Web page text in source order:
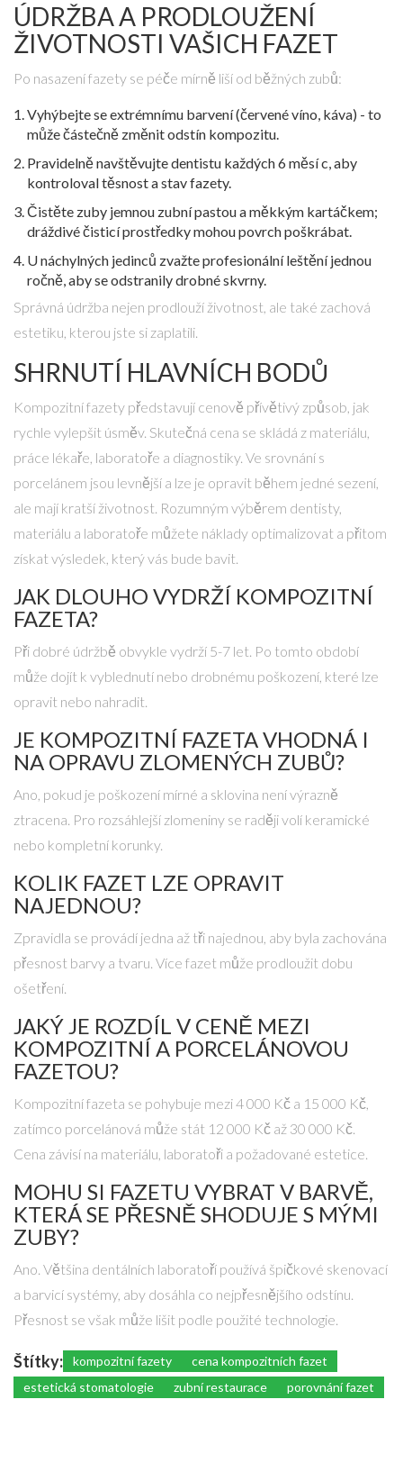
ÚDRŽBA A PRODLOUŽENÍ
ŽIVOTNOSTI VAŠICH FAZET
Po nasazení fazety se péče mírně liší od běžných zubů:
Vyhýbejte se extrémnímu barvení (červené víno, káva) - to
může částečně změnit odstín kompozitu.
Pravidelně navštěvujte dentistu každých 6 měsí c, aby
kontroloval těsnost a stav fazety.
Čistěte zuby jemnou zubní pastou a měkkým kartáčkem;
dráždivé čisticí prostředky mohou povrch poškrábat.
U náchylných jedinců zvažte profesionální leštění jednou
ročně, aby se odstranily drobné skvrny.
Správná údržba nejen prodlouží životnost, ale také zachová
estetiku, kterou jste si zaplatili.
SHRNUTÍ HLAVNÍCH BODŮ
Kompozitní fazety představují cenově přívětivý způsob, jak
rychle vylepšit úsměv. Skutečná cena se skládá z materiálu,
práce lékaře, laboratoře a diagnostiky. Ve srovnání s
porcelánem jsou levnější a lze je opravit během jedné sezení,
ale mají kratší životnost. Rozumným výběrem dentisty,
materiálu a laboratoře můžete náklady optimalizovat a přitom
získat výsledek, který vás bude bavit.
JAK DLOUHO VYDRŽÍ KOMPOZITNÍ
FAZETA?
Při dobré údržbě obvykle vydrží 5-7 let. Po tomto období
může dojít k vyblednutí nebo drobnému poškození, které lze
opravit nebo nahradit.
JE KOMPOZITNÍ FAZETA VHODNÁ I
NA OPRAVU ZLOMENÝCH ZUBŮ?
Ano, pokud je poškození mírné a sklovina není výrazně
ztracena. Pro rozsáhlejší zlomeniny se raději volí keramické
nebo kompletní korunky.
KOLIK FAZET LZE OPRAVIT
NAJEDNOU?
Zpravidla se provádí jedna až tři najednou, aby byla zachována
přesnost barvy a tvaru. Více fazet může prodloužit dobu
ošetření.
JAKÝ JE ROZDÍL V CENĚ MEZI
KOMPOZITNÍ A PORCELÁNOVOU
FAZETOU?
Kompozitní fazeta se pohybuje mezi 4 000 Kč a 15 000 Kč,
zatímco porcelánová může stát 12 000 Kč až 30 000 Kč.
Cena závisí na materiálu, laboratoři a požadované estetice.
MOHU SI FAZETU VYBRAT V BARVĚ,
KTERÁ SE PŘESNĚ SHODUJE S MÝMI
ZUBY?
Ano. Většina dentálních laboratoří používá špičkové skenovací
a barvicí systémy, aby dosáhla co nejpřesnějšího odstínu.
Přesnost se však může lišit podle použité technologie.
Štítky: kompozitní fazety
cena kompozitních fazet
estetická stomatologie
zubní restaurace porovnání fazet